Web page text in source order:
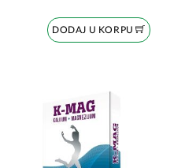
DODAJ U KORPU